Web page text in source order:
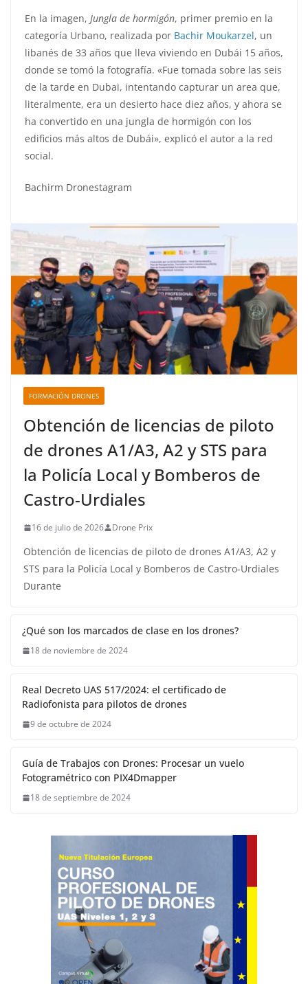
En la imagen, Jungla de hormigón, primer premio en la
categoría Urbano, realizada por Bachir Moukarzel, un
libanés de 33 años que lleva viviendo en Dubái 15 años,
donde se tomó la fotografía. «Fue tomada sobre las seis
de la tarde en Dubai, intentando capturar un area que,
literalmente, era un desierto hace diez años, y ahora se
ha convertido en una jungla de hormigón con los
edificios más altos de Dubái», explicó el autor a la red
social.
Bachirm Dronestagram
FORMACIÓN DRONES
Obtención de licencias de piloto
de drones A1/A3, A2 y STS para
la Policía Local y Bomberos de
Castro-Urdiales
16 de julio de 2026 Drone Prix
Obtención de licencias de piloto de drones A1/A3, A2 y
STS para la Policía Local y Bomberos de Castro-Urdiales
Durante
¿Qué son los marcados de clase en los drones?
18 de noviembre de 2024
Real Decreto UAS 517/2024: el certificado de
Radiofonista para pilotos de drones
9 de octubre de 2024
Guía de Trabajos con Drones: Procesar un vuelo
Fotogramétrico con PIX4Dmapper
18 de septiembre de 2024